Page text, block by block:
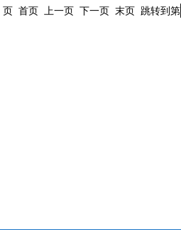
/ 1 页 首页 上一页 下一页 末页 跳转到第